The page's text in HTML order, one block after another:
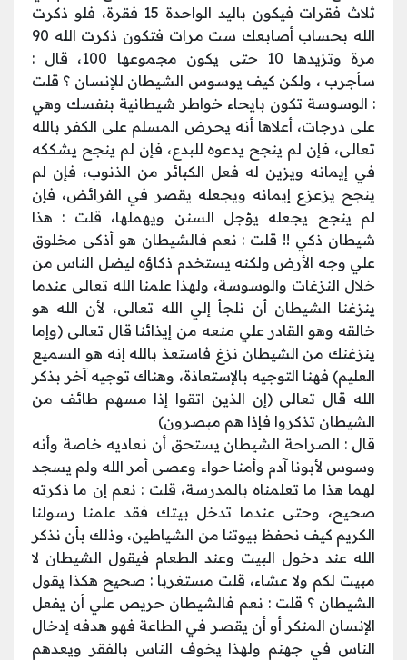
ثلاث فقرات فيكون باليد الواحدة 15 فقرة، فلو ذكرت
الله بحساب أصابعك ست مرات فتكون ذكرت الله 90
مرة وتزيدها 10 حتى يكون مجموعها 100، قال :
سأجرب ، ولكن كيف يوسوس الشيطان للإنسان ؟ قلت
: الوسوسة تكون بايحاء خواطر شيطانية بنفسك وهي
على درجات، أعلاها أنه يحرض المسلم على الكفر بالله
تعالى، فإن لم ينجح يدعوه للبدع، فإن لم ينجح يشككه
في إيمانه ويزين له فعل الكبائر من الذنوب، فإن لم
ينجح يزعزع إيمانه ويجعله يقصر في الفرائض، فإن
لم ينجح يجعله يؤجل السنن ويهملها، قلت : هذا
شيطان ذكي !! قلت : نعم فالشيطان هو أذكى مخلوق
علي وجه الأرض ولكنه يستخدم ذكاؤه ليضل الناس من
خلال النزغات والوسوسة، ولهذا علمنا الله تعالى عندما
ينزغنا الشيطان أن نلجأ إلي الله تعالى، لأن الله هو
خالقه وهو القادر علي منعه من إيذائنا قال تعالى (وإما
ينزغنك من الشيطان نزغ فاستعذ بالله إنه هو السميع
العليم) فهنا التوجيه بالإستعاذة، وهناك توجيه آخر بذكر
الله قال تعالى (إن الذين اتقوا إذا مسهم طائف من
الشيطان تذكروا فإذا هم مبصرون)
قال : الصراحة الشيطان يستحق أن نعاديه خاصة وأنه
وسوس لأبونا آدم وأمنا حواء وعصى أمر الله ولم يسجد
لهما هذا ما تعلمناه بالمدرسة، قلت : نعم إن ما ذكرته
صحيح، وحتى عندما تدخل بيتك فقد علمنا رسولنا
الكريم كيف نحفظ بيوتنا من الشياطين، وذلك بأن نذكر
الله عند دخول البيت وعند الطعام فيقول الشيطان لا
مبيت لكم ولا عشاء، قلت مستغربا : صحيح هكذا يقول
الشيطان ؟ قلت : نعم فالشيطان حريص علي أن يفعل
الإنسان المنكر أو أن يقصر في الطاعة فهو هدفه إدخال
الناس في جهنم ولهذا يخوف الناس بالفقر ويعدهم